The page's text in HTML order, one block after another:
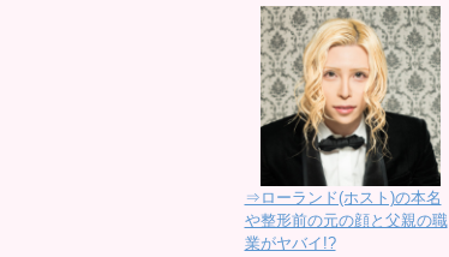
⇒ローランド(ホスト)の本名
や整形前の元の顔と父親の職
業がヤバイ!?